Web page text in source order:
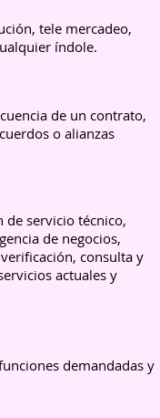
tele mercadeo,
índole.
de un contrato,
o alianzas
de servicio técnico,
de negocios,
consulta y
actuales y
demandadas y